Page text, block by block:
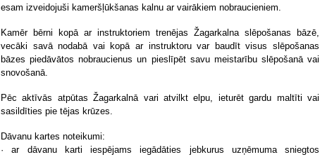
esam izveidojuši kameršļūkšanas kalnu ar vairākiem nobraucieniem.
Kamēr bērni kopā ar instruktoriem trenējas Žagarkalna slēpošanas bāzē,
vecāki savā nodabā vai kopā ar instruktoru var baudīt visus slēpošanas
bāzes piedāvātos nobraucienus un pieslīpēt savu meistarību slēpošanā vai
snovošanā.
Pēc aktīvās atpūtas Žagarkalnā vari atvilkt elpu, ieturēt gardu maltīti vai
sasildīties pie tējas krūzes.
Dāvanu kartes noteikumi:
· ar dāvanu karti iespējams iegādāties jebkurus uzņēmuma sniegtos